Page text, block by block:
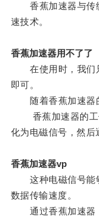
香蕉加速器与传
速技术。
香蕉加速器用不了了
在使用时，我们
即可。
随着香蕉加速器的
香蕉加速器的工
化为电磁信号，然后
香蕉加速器vp
这种电磁信号能
数据传输速度。
通过香蕉加速器，